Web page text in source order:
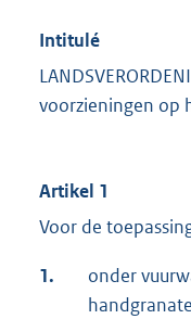
Intitulé
voorzieningen op
Artikel 1
Voor de
1.
onder